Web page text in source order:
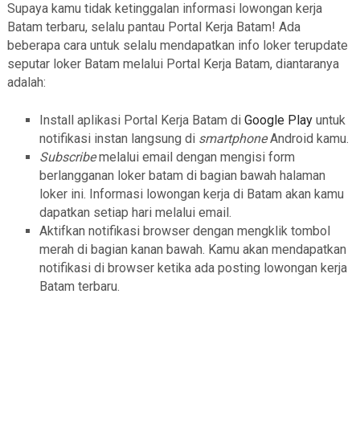
Supaya kamu tidak ketinggalan informasi lowongan kerja
Batam terbaru, selalu pantau Portal Kerja Batam! Ada
beberapa cara untuk selalu mendapatkan info loker terupdate
seputar loker Batam melalui Portal Kerja Batam, diantaranya
adalah:
Install aplikasi Portal Kerja Batam di Google Playuntuk
notifikasi instan langsung di smartphoneAndroid kamu.
Subscribemelalui email dengan mengisi form
berlangganan loker batam di bagian bawah halaman
loker ini. Informasi lowongan kerja di Batam akan kamu
dapatkan setiap hari melalui email.
Aktifkan notifikasi browser dengan mengklik tombol
merah di bagian kanan bawah. Kamu akan mendapatkan
notifikasi di browser ketika ada posting lowongan kerja
Batam terbaru.